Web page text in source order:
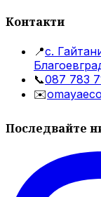
Контакти
📍с.
📞087 783
✉️
Последвайте